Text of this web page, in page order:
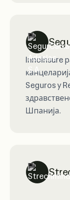
Innoinsure
Seguros y
Шпанија.